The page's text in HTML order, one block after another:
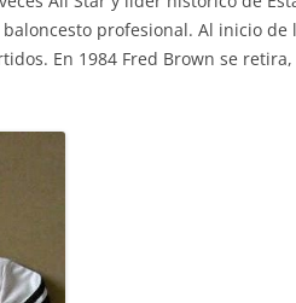
profesional. Al inicio de
En 1984 Fred Brown se